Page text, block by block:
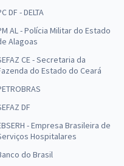
DF - DELTA
AL - Polícia Militar do Estado
Alagoas
CE - Secretaria da
do Estado do Ceará
DF
- Empresa Brasileira de
Hospitalares
do Brasil